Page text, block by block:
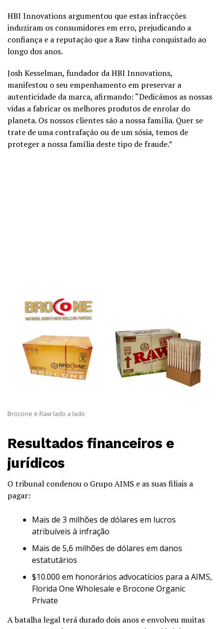
HBI Innovations argumentou que estas infracções
induziram os consumidores em erro, prejudicando a
confiança e a reputação que a Raw tinha conquistado ao
longo dos anos.
Josh Kesselman, fundador da HBI Innovations,
manifestou o seu empenhamento em preservar a
autenticidade da marca, afirmando: “Dedicámos as nossas
vidas a fabricar os melhores produtos de enrolar do
planeta. Os nossos clientes são a nossa família. Quer se
trate de uma contrafação ou de um sósia, temos de
proteger a nossa família deste tipo de fraude.”
Brocone e Raw lado a lado
Resultados financeiros e
jurídicos
O tribunal condenou o Grupo AIMS e as suas filiais a
pagar:
Mais de 3 milhões de dólares em lucros
atribuíveis à infração
Mais de 5,6 milhões de dólares em danos
estatutários
$10.000 em honorários advocatícios para a AIMS,
Florida One Wholesale e Brocone Organic
Private
A batalha legal terá durado dois anos e envolveu muitas